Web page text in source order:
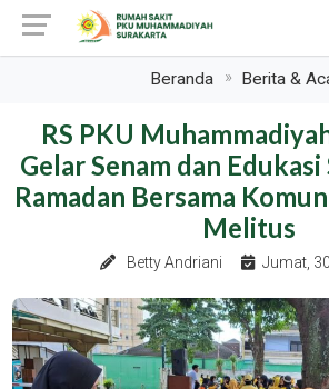
Beranda Berita &
RS PKU
Gelar Senam dan
Ramadan Bersama
Melitus
Betty Andriani Jumat,